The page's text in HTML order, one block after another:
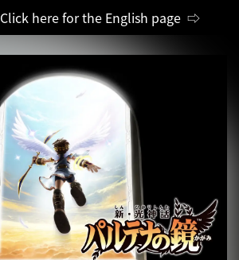
Click here for the English page ⇨